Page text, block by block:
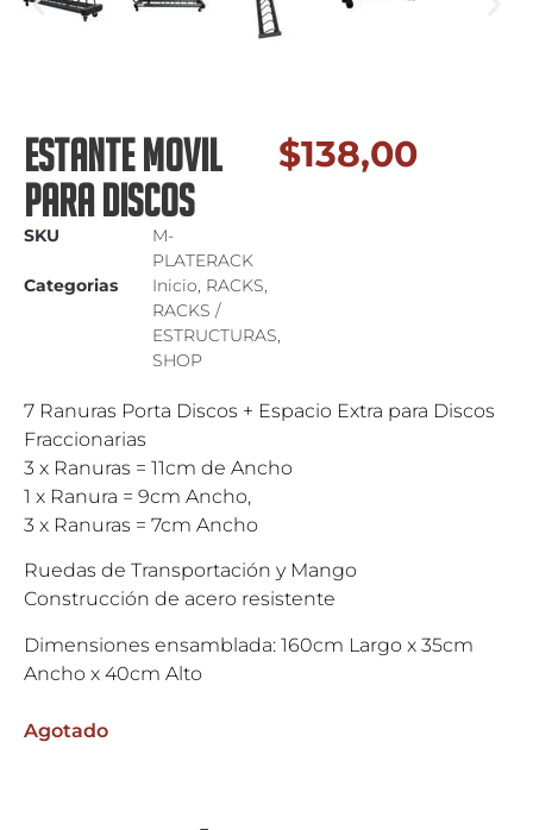
ESTANTE MOVIL
PARA DISCOS
SKU
M-
PLATERACK
Categorias
Inicio, RACKS,
RACKS /
ESTRUCTURAS,
SHOP
$138,00
7 Ranuras Porta Discos + Espacio Extra para Discos
Fraccionarias
3 x Ranuras = 11cm de Ancho
1 x Ranura = 9cm Ancho,
3 x Ranuras = 7cm Ancho
Ruedas de Transportación y Mango
Construcción de acero resistente
Dimensiones ensamblada: 160cm Largo x 35cm
Ancho x 40cm Alto
Agotado